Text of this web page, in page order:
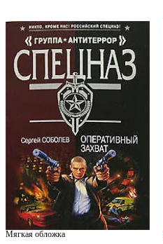
Мягкая обложка